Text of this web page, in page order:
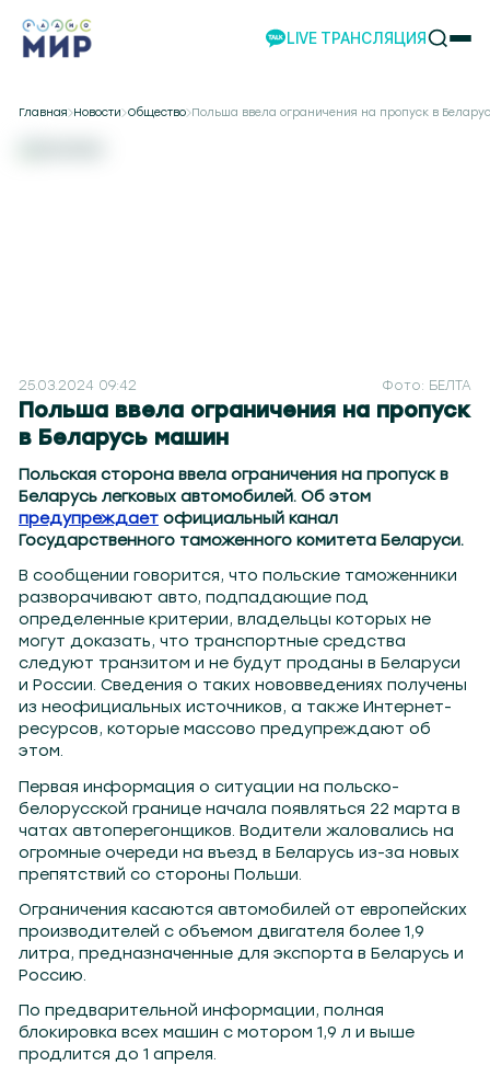
LIVE ТРАНСЛЯЦИЯ
Главная Новости Общество Польша ввела ограничения на пропуск в
25.03.2024 09:42 Фото: БЕЛТА
Польша ввела ограничения на пропуск
в Беларусь машин
Польская сторона ввела ограничения на пропуск в
Беларусь легковых автомобилей. Об этом
предупреждает официальный канал
Государственного таможенного комитета Беларуси.
В сообщении говорится, что польские таможенники
разворачивают авто, подпадающие под
определенные критерии, владельцы которых не
могут доказать, что транспортные средства
следуют транзитом и не будут проданы в Беларуси
и России. Сведения о таких нововведениях получены
из неофициальных источников, а также Интернет-
ресурсов, которые массово предупреждают об
этом.
Первая информация о ситуации на польско-
белорусской границе начала появляться 22 марта в
чатах автоперегонщиков. Водители жаловались на
огромные очереди на въезд в Беларусь из-за новых
препятствий со стороны Польши.
Ограничения касаются автомобилей от европейских
производителей с объемом двигателя более 1,9
литра, предназначенные для экспорта в Беларусь и
Россию.
По предварительной информации, полная
блокировка всех машин с мотором 1,9 л и выше
продлится до 1 апреля.